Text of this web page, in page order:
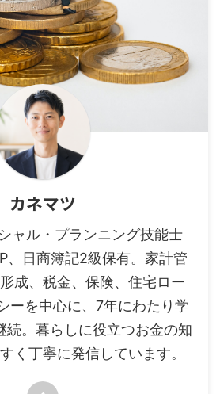
カネマツ
ャル・プランニング技能士
、日商簿記2級保有。家計管
成、税金、保険、住宅ロー
ーを中心に、7年にわたり学
続。暮らしに役立つお金の知
く丁寧に発信しています。